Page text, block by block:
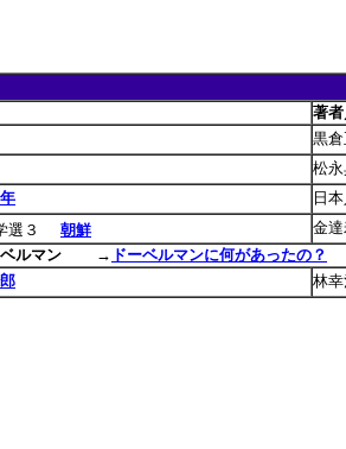
著
黒
松
日
選３
朝鮮
金
ベルマン
→ ドーベルマンに何があったの？
林